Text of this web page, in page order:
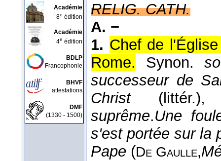
Académie
8e édition
Académie
4e édition
BDLP
Francophonie
BHVF
attestations
DMF
(1330 - 1500)
RELIG. CATH.
A. −
1. Chef de
Rome.
Synon.
successeur de
Christ
suprême.Une
s'est portée sur la
Pape (De Gaulle,